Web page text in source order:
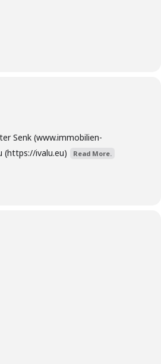
Senk (www.immobilien-
(https://ivalu.eu)
Read More.